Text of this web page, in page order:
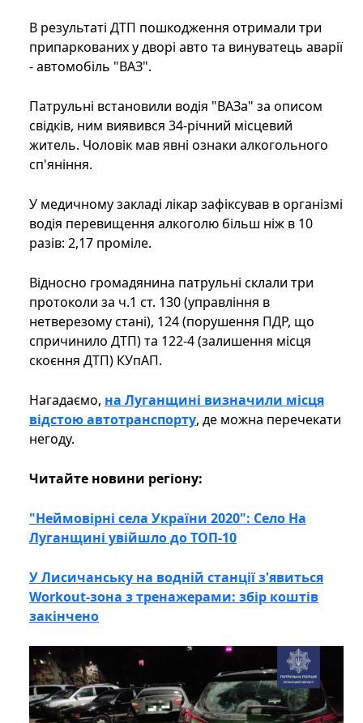
В результаті ДТП пошкодження отримали три
припаркованих у дворі авто та винуватець аварії
- автомобіль "ВАЗ".
Патрульні встановили водія "ВАЗа" за описом
свідків, ним виявився 34-річний місцевий
житель. Чоловік мав явні ознаки алкогольного
сп'яніння.
У медичному закладі лікар зафіксував в організмі
водія перевищення алкоголю більш ніж в 10
разів: 2,17 проміле.
Відносно громадянина патрульні склали три
протоколи за ч.1 ст. 130 (управління в
нетверезому стані), 124 (порушення ПДР, що
спричинило ДТП) та 122-4 (залишення місця
скоєння ДТП) КУпАП.
Нагадаємо, на Луганщині визначили місця
відстою автотранспорту, де можна перечекати
негоду.
Читайте новини регіону:
"Неймовірні села України 2020": Село На
Луганщині увійшло до ТОП-10
У Лисичанську на водній станції з'явиться
Workout-зона з тренажерами: збір коштів
закінчено